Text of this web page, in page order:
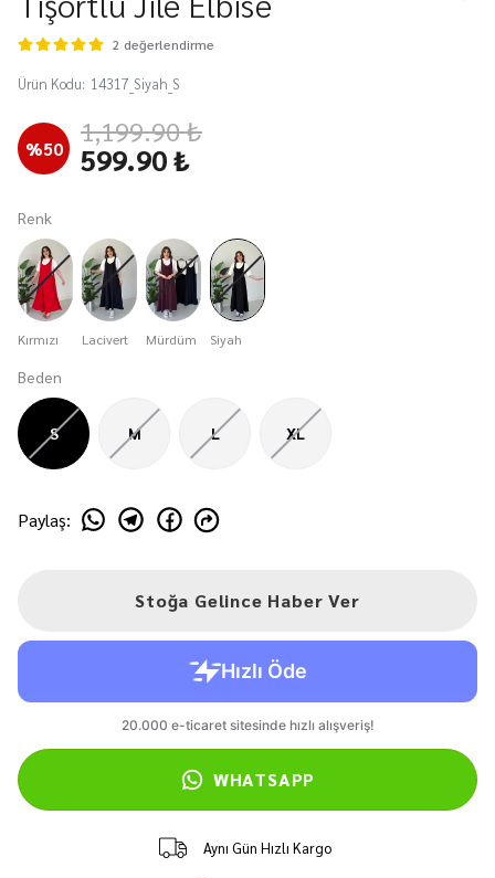
2 değerlendirme
Ürün Kodu: 14317_Siyah_S
%50 1,199.90 ₺
599.90 ₺
Renk
Kırmızı Lacivert Mürdüm Siyah
Beden
S M L XL
Paylaş:
Stoğa Gelince Haber Ver
WHATSAPP
Aynı Gün Hızlı Kargo